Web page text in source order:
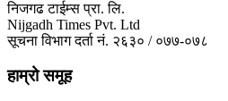
निजगढ टाईम्स प्रा. लि.
Nijgadh Times Pvt. Ltd
सूचना विभाग दर्ता नं. २६३० / ०७७-०७८
हाम्रो समूह